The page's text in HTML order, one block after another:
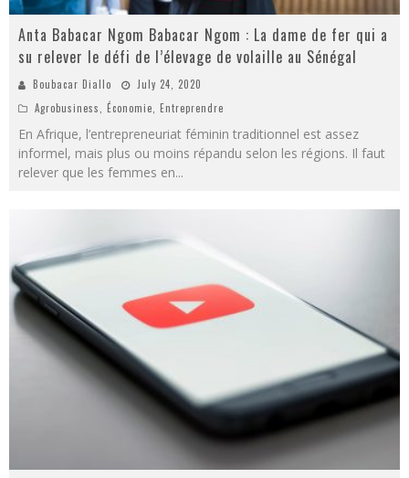
Anta Babacar Ngom Babacar Ngom : La dame de fer qui a
su relever le défi de l’élevage de volaille au Sénégal
Boubacar Diallo
July 24, 2020
Agrobusiness
Économie Entreprendre
En Afrique, l’entrepreneuriat féminin traditionnel est assez
informel, mais plus ou moins répandu selon les régions. Il faut
relever que les femmes en...